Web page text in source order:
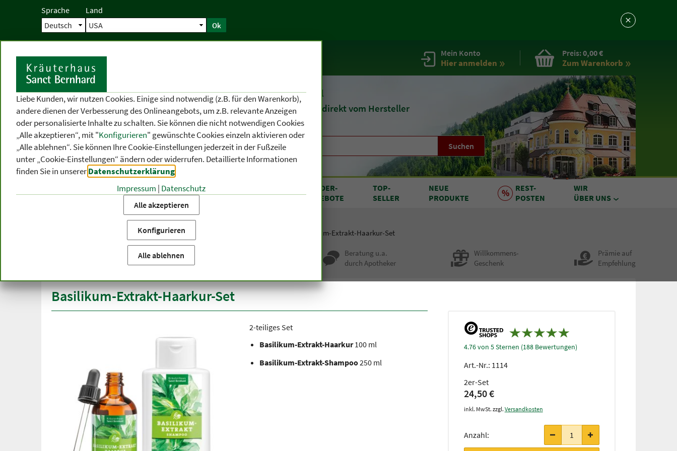
Sprache Land
Ok
Startseite Mein Konto
Hier anmelden
Preis:0,00 €
Zum Warenkorb
Seit 1903Naturheilmittel
undKosmetik direkt vom Hersteller
Suchen
KATEGORIEN
THEMEN-
BEREICHE
VON A BIS Z
SONDER-
ANGEBOTE
TOP-
SELLER
NEUE
PRODUKTE
REST-
POSTEN
WIR
ÜBER UNS
Startseite Produktkategorien
Basilikum-Extrakt-Haarkur-Set
Beratung u.a.
durch Apotheker
Willkommens-
Geschenk
Prämie auf
Empfehlung
Basilikum-Extrakt-Haarkur-Set
4.76 von 5 Sternen (188 Bewertungen)
Art.-Nr.: 1114
2er-Set
24,50 €
inkl. MwSt. zzgl. Versandkosten
Anzahl:
2-teiliges Set
Basilikum-Extrakt-Haarkur100 ml
Basilikum-Extrakt-Shampoo250 ml
Liebe Kunden, wir nutzen Cookies. Einige sind notwendig (z.B. für den Warenkorb),
andere dienen der Verbesserung des Onlineangebots, um z.B. relevante Anzeigen
oder personalisierte Inhalte zu schalten. Sie können die nicht notwendigen Cookies
„Alle akzeptieren“, mit "Konfigurieren" gewünschte Cookies einzeln aktivieren oder
„Alle ablehnen“. Sie können Ihre Cookie-Einstellungen jederzeit in der Fußzeile
unter „Cookie-Einstellungen“ ändern oder widerrufen. Detaillierte Informationen
finden Sie in unsererDatenschutzerklärung
Impressum | Datenschutz
Alle akzeptieren
Konfigurieren
Alle ablehnen